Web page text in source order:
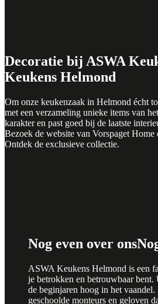
Decoratie bij ASWA
Keukens Helmond
Om onze keukenzaak in Helmond écht
met een verzameling unieke items van
karakter en past goed bij de laatste
Bezoek de website van Vorspaget
Ontdek de exclusieve collectie.
Nog even over ons
ASWA Keukens Helmond is een
je betrokken en betrouwbaar
de beginjaren hoog in het
geschoolde monteurs en geloven